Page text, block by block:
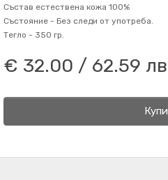
Състав естествена кожа 100%
Състояние - Без следи от употреба.
Тегло - 350 гр.
€ 32.00 / 62.59 лв
Купи